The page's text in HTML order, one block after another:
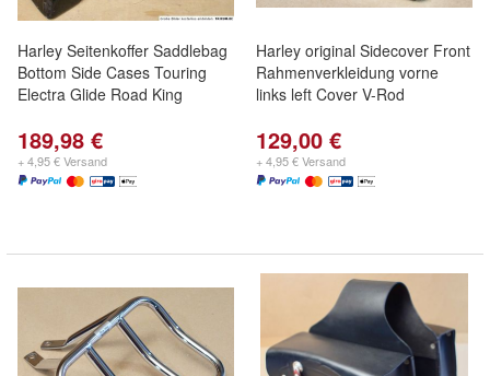
Harley Seitenkoffer Saddlebag
Bottom Side Cases Touring
Electra Glide Road King
189,98 €
+ 4,95 € Versand
Harley original Sidecover Front
Rahmenverkleidung vorne
links left Cover V-Rod
129,00 €
+ 4,95 € Versand